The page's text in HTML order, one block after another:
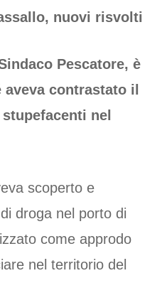
nuovi risvolti
Pescatore, è
contrastato il
nel
scoperto e
droga nel porto di
come approdo
nel territorio del